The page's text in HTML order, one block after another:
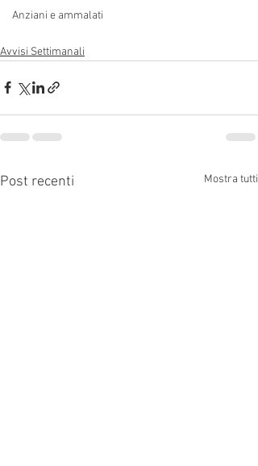
Anziani e ammalati
Avvisi Settimanali
Post recenti Mostra tutti